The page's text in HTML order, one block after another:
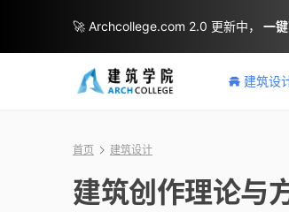
建筑设
首页 建筑设计
建筑创作理论与
🚀 Archcollege.com 2.0 更新中， 一